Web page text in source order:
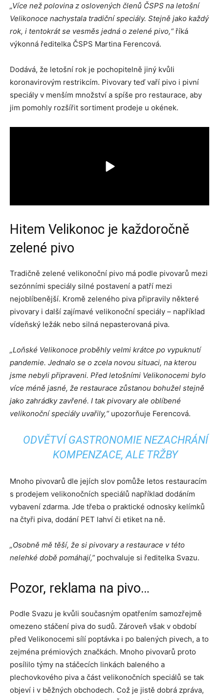
„Více než polovina z oslovených členů ČSPS na letošní
Velikonoce nachystala tradiční speciály. Stejně jako každý
rok, i tentokrát se vesměs jedná o zelené pivo,“ říká
výkonná ředitelka ČSPS Martina Ferencová.
Dodává, že letošní rok je pochopitelně jiný kvůli
koronavirovým restrikcím. Pivovary teď vaří pivo i pivní
speciály v menším množství a spíše pro restaurace, aby
jim pomohly rozšířit sortiment prodeje u okének.
Hitem Velikonoc je každoročně
zelené pivo
Tradičně zelené velikonoční pivo má podle pivovarů mezi
sezónními speciály silné postavení a patří mezi
nejoblíbenější. Kromě zeleného piva připravily některé
pivovary i další zajímavé velikonoční speciály – například
vídeňský ležák nebo silná nepasterovaná piva.
„Loňské Velikonoce proběhly velmi krátce po vypuknutí
pandemie. Jednalo se o zcela novou situaci, na kterou
jsme nebyli připraveni. Před letošními Velikonocemi bylo
více méně jasné, že restaurace zůstanou bohužel stejně
jako zahrádky zavřené. I tak pivovary ale oblíbené
velikonoční speciály uvařily,“upozorňuje Ferencová.
ODVĚTVÍ GASTRONOMIE NEZACHRÁNÍ
KOMPENZACE, ALE TRŽBY
Mnoho pivovarů dle jejích slov pomůže letos restauracím
s prodejem velikonočních speciálů například dodáním
vybavení zdarma. Jde třeba o praktické odnosky kelímků
na čtyři piva, dodání PET lahví či etiket na ně.
„Osobně mě těší, že si pivovary a restaurace v této
nelehké době pomáhají,” pochvaluje si ředitelka Svazu.
Pozor, reklama na pivo…
Podle Svazu je kvůli současným opatřením samozřejmě
omezeno stáčení piva do sudů. Zároveň však v období
před Velikonocemi sílí poptávka i po balených pivech, a to
zejména prémiových značkách. Mnoho pivovarů proto
posílilo týmy na stáčecích linkách baleného a
plechovkového piva a část velikonočních speciálů se tak
objeví i v běžných obchodech. Což je jistě dobrá zpráva,